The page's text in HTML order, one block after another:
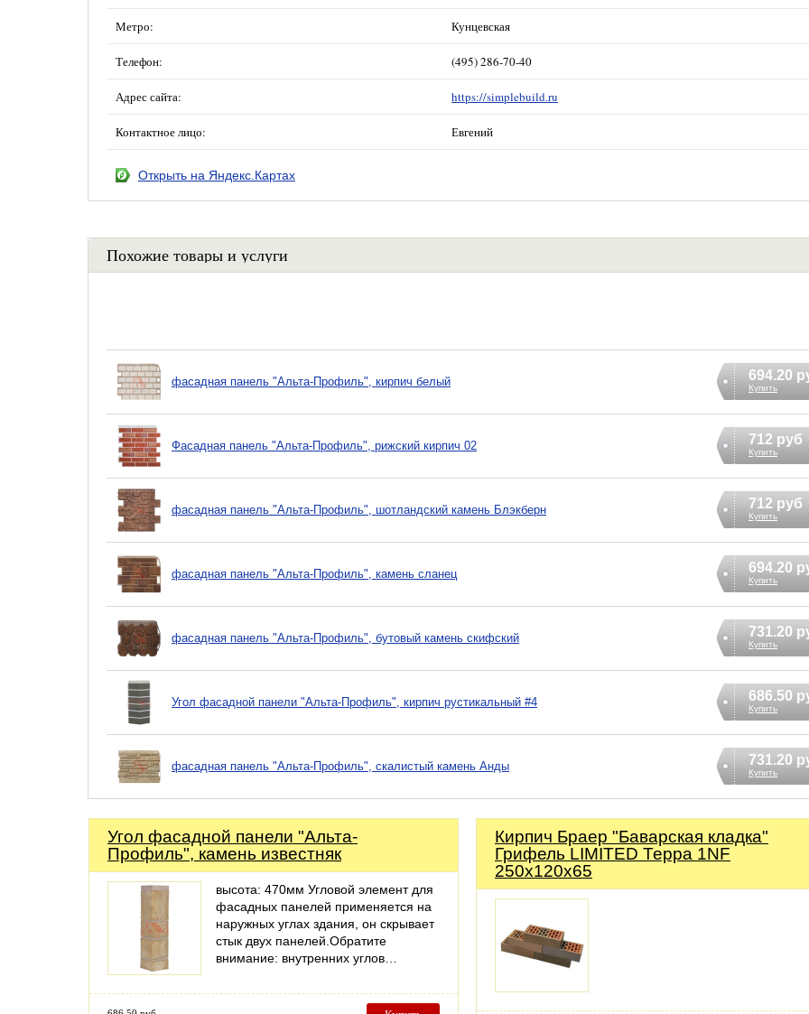
Метро: Кунцевская
Телефон: (495) 286-70-40
Адрес сайта: https://simplebuild.ru
Контактное лицо: Евгений
Открыть на Яндекс.Картах
Похожие товары и услуги
фасадная панель "Альта-Профиль", кирпич белый 694.20
Купить
Фасадная панель "Альта-Профиль", рижский кирпич 02 712 руб
Купить
фасадная панель "Альта-Профиль", шотландский камень Блэкберн 712 руб
Купить
фасадная панель "Альта-Профиль", камень сланец 694.20
Купить
фасадная панель "Альта-Профиль", бутовый камень скифский 731.20
Купить
Угол фасадной панели "Альта-Профиль", кирпич рустикальный #4 686.50
Купить
фасадная панель "Альта-Профиль", скалистый камень Анды 731.20
Купить
Угол фасадной панели "Альта-
Профиль", камень известняк
высота: 470мм Угловой элемент для
фасадных панелей применяется на
наружных углах здания, он скрывает
стык двух панелей.Обратите
внимание: внутренних углов…
Кирпич Браер "Баварская кладка"
Грифель LIMITED Терра 1NF
250х120х65